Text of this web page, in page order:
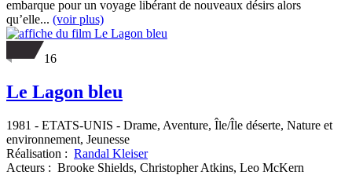
embarque pour un voyage libérant de nouveaux désirs alors
qu’elle... (voir plus)
16
Le Lagon bleu
1981 - ETATS-UNIS - Drame, Aventure, Île/Île déserte, Nature et
environnement, Jeunesse
Réalisation : Randal Kleiser
Acteurs : Brooke Shields, Christopher Atkins, Leo McKern